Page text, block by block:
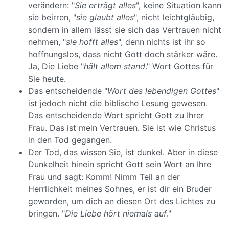
verändern: "Sie erträgt alles", keine Situation kann
sie beirren, "sie glaubt alles", nicht leichtgläubig,
sondern in allem lässt sie sich das Vertrauen nicht
nehmen, "sie hofft alles", denn nichts ist ihr so
hoffnungslos, dass nicht Gott doch stärker wäre.
Ja, Die Liebe "hält allem stand." Wort Gottes für
Sie heute.
Das entscheidende "Wort des lebendigen Gottes"
ist jedoch nicht die biblische Lesung gewesen.
Das entscheidende Wort spricht Gott zu Ihrer
Frau. Das ist mein Vertrauen. Sie ist wie Christus
in den Tod gegangen.
Der Tod, das wissen Sie, ist dunkel. Aber in diese
Dunkelheit hinein spricht Gott sein Wort an Ihre
Frau und sagt: Komm! Nimm Teil an der
Herrlichkeit meines Sohnes, er ist dir ein Bruder
geworden, um dich an diesen Ort des Lichtes zu
bringen. "Die Liebe hört niemals auf."